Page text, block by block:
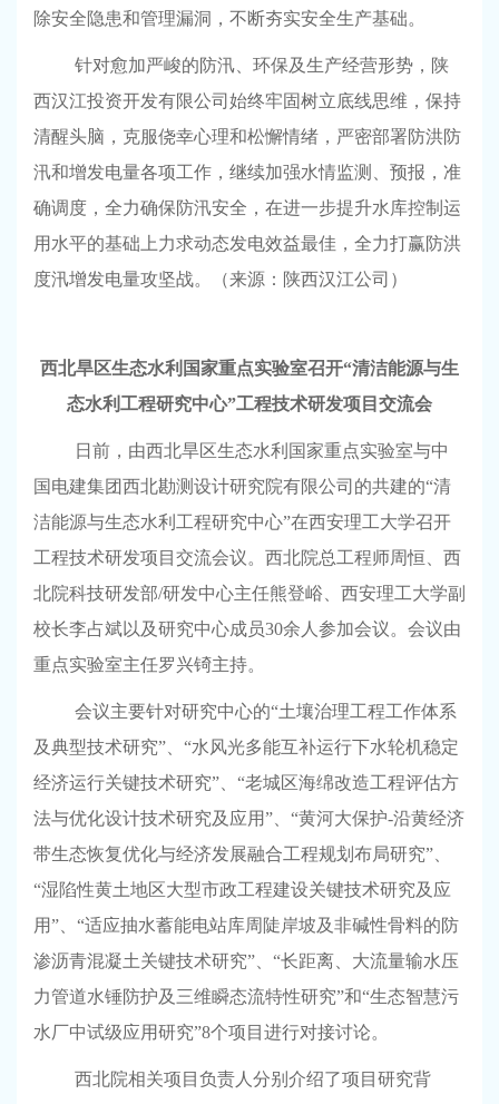
除安全隐患和管理漏洞，不断夯实安全生产基础。
针对愈加严峻的防汛、环保及生产经营形势，陕
西汉江投资开发有限公司始终牢固树立底线思维，保持
清醒头脑，克服侥幸心理和松懈情绪，严密部署防洪防
汛和增发电量各项工作，继续加强水情监测、预报，准
确调度，全力确保防汛安全，在进一步提升水库控制运
用水平的基础上力求动态发电效益最佳，全力打赢防洪
度汛增发电量攻坚战。
（来源：陕西汉江公司）
西北旱区生态水利国家重点实验室召开“清洁能源与生
态水利工程研究中心”工程技术研发项目交流会
日前，由西北旱区生态水利国家重点实验室与中
国电建集团西北勘测设计研究院有限公司的共建的“清
洁能源与生态水利工程研究中心”在西安理工大学召开
工程技术研发项目交流会议。西北院总工程师周恒、西
北院科技研发部/研发中心主任熊登峪、西安理工大学副
校长李占斌以及研究中心成员30余人参加会议。会议由
重点实验室主任罗兴锜主持。
会议主要针对研究中心的“土壤治理工程工作体系
及典型技术研究”、“水风光多能互补运行下水轮机稳定
经济运行关键技术研究”、“老城区海绵改造工程评估方
法与优化设计技术研究及应用”、“黄河大保护-沿黄经济
带生态恢复优化与经济发展融合工程规划布局研究”、
“湿陷性黄土地区大型市政工程建设关键技术研究及应
用”、“适应抽水蓄能电站库周陡岸坡及非碱性骨料的防
渗沥青混凝土关键技术研究”、“长距离、大流量输水压
力管道水锤防护及三维瞬态流特性研究”和“生态智慧污
水厂中试级应用研究”8个项目进行对接讨论。
西北院相关项目负责人分别介绍了项目研究背